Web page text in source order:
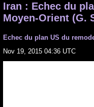
Iran : Echec du
Moyen-Orient (G.
Echec du plan US du
Nov 19, 2015 04:36 UTC